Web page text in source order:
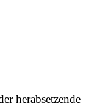
herabsetzende